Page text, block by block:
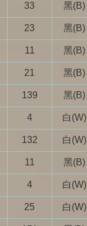
33 黑(B)
23 黑(B)
11 黑(B)
21 黑(B)
139 黑(B)
4 白(W)
132 白(W)
11 黑(B)
4 白(W)
25 白(W)